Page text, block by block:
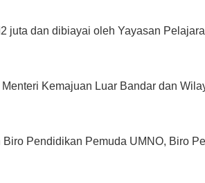
juta dan dibiayai oleh Yayasan
Kemajuan Luar Bandar dan
Pendidikan Pemuda UMNO, Biro